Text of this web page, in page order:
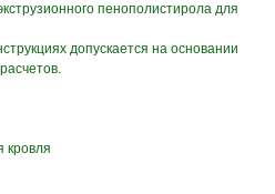
пенополистирола для
допускается на основании
кровля